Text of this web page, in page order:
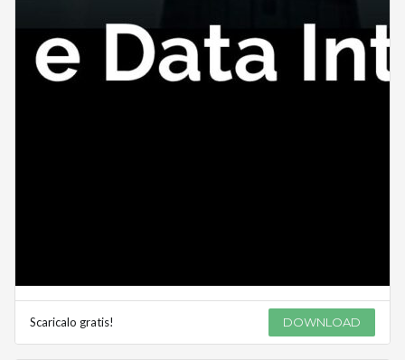
Scaricalo gratis! DOWNLOAD